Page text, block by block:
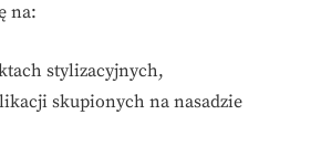
na:
stylizacyjnych,
skupionych na nasadzie